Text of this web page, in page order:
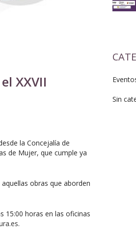
XXVII
la Concejalía de
de Mujer, que cumple ya
obras que aborden
15:00 horas en las oficinas
.
Sin